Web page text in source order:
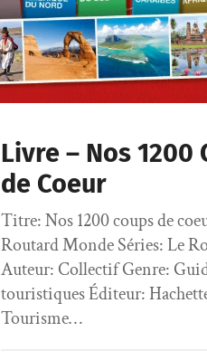
Livre – Nos 1200
de Coeur
Titre: Nos 1200 coups de
Routard Monde Séries: Le
Auteur: Collectif Genre:
touristiques Éditeur:
Tourisme…